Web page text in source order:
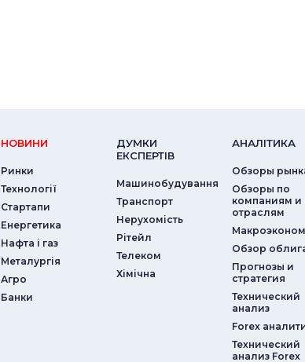
НОВИНИ
Ринки
Технології
Стартапи
Енергетика
Нафта і газ
Металургія
Агро
Банки
ДУМКИ
ЕКСПЕРТIВ
Машинобудування
Транспорт
Нерухомість
Рітейл
Телеком
Хімічна
АНАЛIТИКА
Обзоры
Обзоры по
компаниям и
отраслям
Обзор
Прогнозы и
стратегия
Технический
анализ
Forex
Технический
анализ Forex